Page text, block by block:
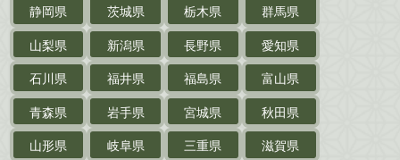
作家草稿・原稿・肉筆物
探偵小説・推理小説
乗物
鉄道・
電車・バス
戦前・戦中の紙物・資料
静岡県
茨城県 栃木県
群馬県
山梨県
新潟県 長野県
愛知県
石川県
福井県 福島県
富山県
青森県
岩手県 宮城県
秋田県
山形県
岐阜県 三重県
滋賀県